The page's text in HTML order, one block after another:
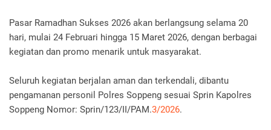
Pasar Ramadhan Sukses 2026 akan berlangsung selama 20
hari, mulai 24 Februari hingga 15 Maret 2026, dengan berbagai
kegiatan dan promo menarik untuk masyarakat.
Seluruh kegiatan berjalan aman dan terkendali, dibantu
pengamanan personil Polres Soppeng sesuai Sprin Kapolres
Soppeng Nomor: Sprin/123/II/PAM.3/2026.